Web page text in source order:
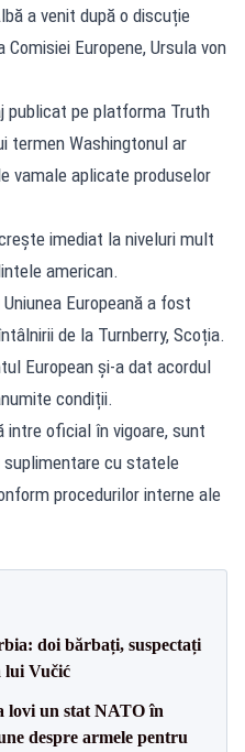
a venit după o discuție
Europene, Ursula von
publicat pe platforma Truth
termen Washingtonul ar
vamale aplicate produselor
imediat la niveluri mult
american.
Europeană a fost
de la Turnberry, Scoția.
European și-a dat acordul
condiții.
intre oficial în vigoare, sunt
suplimentare cu statele
procedurilor interne ale
doi bărbați, suspectați
lui Vučić
lovi un stat NATO în
despre armele pentru